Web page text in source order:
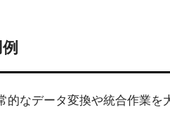
的なデータ変換や統合作業を